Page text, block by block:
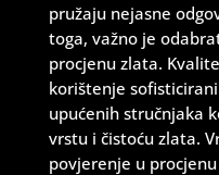
pružaju nejasne
toga, važno je
procjenu zlata.
korištenje
upućenih stručnjaka
vrstu i čistoću zlata.
povjerenje u